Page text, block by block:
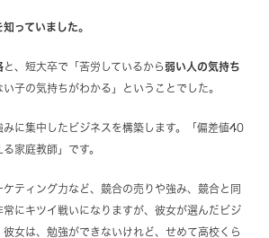
っていました。
と、短大卒で「苦労しているから 弱い人の気持ち
い子の気持ちがわかる」ということでした。
みに集中したビジネスを構築します。「偏差値40
家庭教師」です。
ティング力など、競合の売りや強み、競合と同
常にキツイ戦いになりますが、彼女が選んだビジ
女は、勉強ができないけれど、せめて高校くら